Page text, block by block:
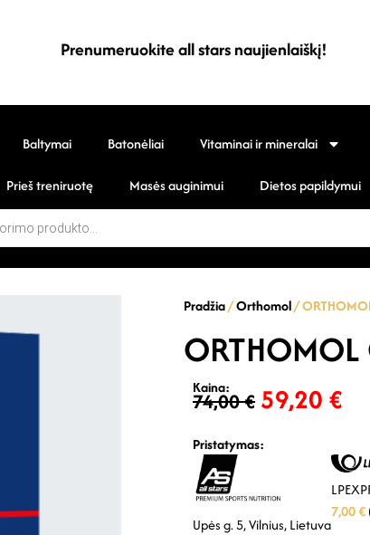
Prenumeruokite all stars naujienlaiškį!
Baltymai Batonėliai Vitaminai ir mineralai
Prieš treniruotę Masės auginimui Dietos papildymui
Pradžia/Orthomol/
Kaina:
74,00€ 59,20 €
Pristatymas:
Upės g. 5, Vilnius, Lietuva
7,00 €